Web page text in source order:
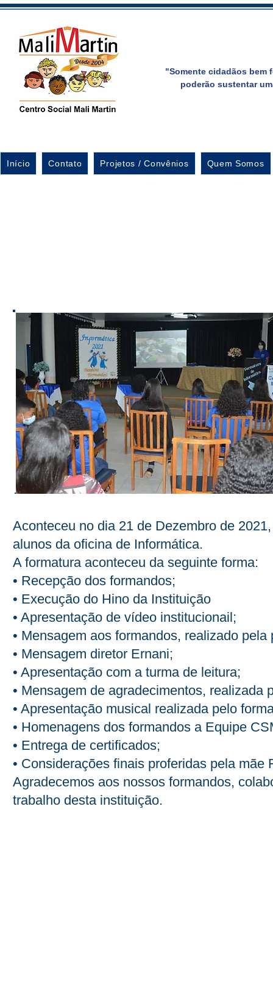
"Somente cidadãos bem
poderão sustentar
Início Contato Projetos / Convênios Quem Somos
Aconteceu no dia 21 de Dezembro de
alunos da oficina de Informática.
A formatura aconteceu da seguinte forma:
• Recepção dos formandos;
• Execução do Hino da Instituição
• Apresentação de vídeo institucionail;
• Mensagem aos formandos, realizado pela
• Mensagem diretor Ernani;
• Apresentação com a turma de leitura;
• Mensagem de agradecimentos, realizada
• Apresentação musical realizada pelo
• Homenagens dos formandos a Equipe
• Entrega de certificados;
• Considerações finais proferidas pela mãe
Agradecemos aos nossos formandos,
trabalho desta instituição.